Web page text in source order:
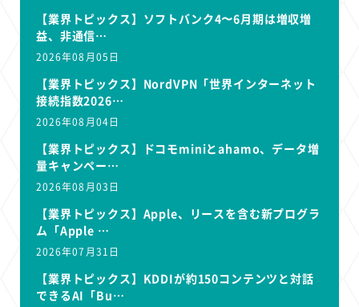
【業界トピックス】ソフトバンク4〜6月期は増収増
益、非通信…
2026年08月05日
【業界トピックス】NordVPN「世界インターネット
接続指数2026…
2026年08月04日
【業界トピックス】ドコモminiとahamo、データ増
量キャンペー…
2026年08月03日
【業界トピックス】Apple、リースを含む新プログラ
ム「Apple …
2026年07月31日
【業界トピックス】KDDIが約150コンテンツと対話
できるAI「Bu…